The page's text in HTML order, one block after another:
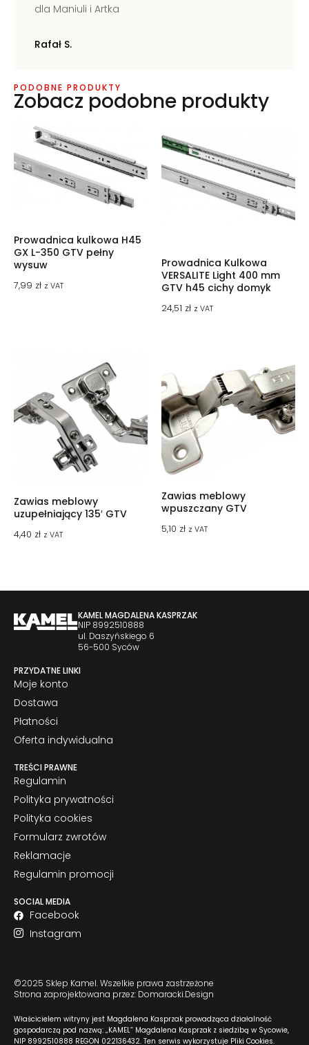
dla Maniuli i Artka
Rafał S.
PODOBNE PRODUKTY
Zobacz podobne produkty
Prowadnica kulkowa H45
GX L-350 GTV pełny
wysuw
7,99 zł z VAT
Prowadnica Kulkowa
VERSALITE Light 400 mm
GTV h45 cichy domyk
24,51 zł z VAT
Zawias meblowy
uzupełniający 135′ GTV
4,40 zł z VAT
Zawias meblowy
wpuszczany GTV
5,10 zł z VAT
KAMEL MAGDALENA KASPRZAK
NIP 8992510888
ul. Daszyńskiego 6
56-500 Syców
PRZYDATNE LINKI
Moje konto
Dostawa
Płatności
Oferta indywidualna
TREŚCI PRAWNE
Regulamin
Polityka prywatności
Polityka cookies
Formularz zwrotów
Reklamacje
Regulamin promocji
SOCIAL MEDIA
Facebook
Instagram
©2025 Sklep Kamel. Wszelkie prawa zastrzeżone
Strona zaprojektowana przez: Domaracki.Design
Właścicielem witryny jest Magdalena Kasprzak prowadząca działalność
gospodarczą pod nazwą: „KAMEL” Magdalena Kasprzak z siedzibą w Sycowie,
NIP 8992510888 REGON 022136432. Ten serwis wykorzystuje Pliki Cookies.